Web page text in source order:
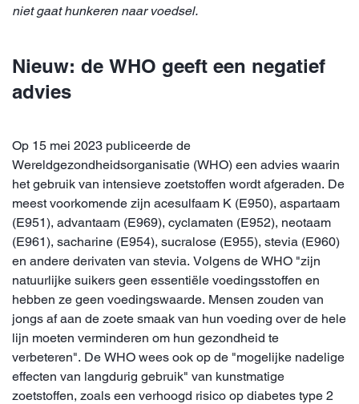
niet gaat hunkeren naar voedsel.
Nieuw: de WHO geeft een negatief
advies
Op 15 mei 2023 publiceerde de
Wereldgezondheidsorganisatie (WHO) een advies waarin
het gebruik van intensieve zoetstoffen wordt afgeraden. De
meest voorkomende zijn acesulfaam K (E950), aspartaam
(E951), advantaam (E969), cyclamaten (E952), neotaam
(E961), sacharine (E954), sucralose (E955), stevia (E960)
en andere derivaten van stevia. Volgens de WHO "zijn
natuurlijke suikers geen essentiële voedingsstoffen en
hebben ze geen voedingswaarde. Mensen zouden van
jongs af aan de zoete smaak van hun voeding over de hele
lijn moeten verminderen om hun gezondheid te
verbeteren". De WHO wees ook op de "mogelijke nadelige
effecten van langdurig gebruik" van kunstmatige
zoetstoffen, zoals een verhoogd risico op diabetes type 2